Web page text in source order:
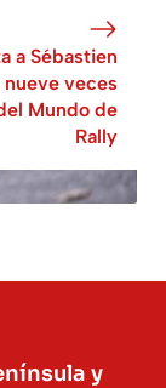
a Sébastien
nueve veces
Mundo de
Rally
y